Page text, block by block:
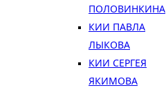
ПОЛОВИНКИНА
КИИ ПАВЛА
ЛЫКОВА
КИИ СЕРГЕЯ
ЯКИМОВА